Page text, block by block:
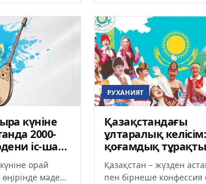
тақыр...
күніне
2000-
іс-шара
орай
мәдени
РУХАНИЯТ
Қазақстандағы
ұлтаралық келісім:
қоғамдық
пен орнықты
негізгі факторы
Қазақстан – жүзден
пен бірнеше конфессия